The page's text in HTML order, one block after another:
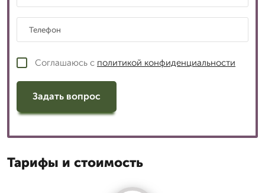
Соглашаюсь с политикой конфиденциальности
Задать вопрос
Тарифы и стоимость